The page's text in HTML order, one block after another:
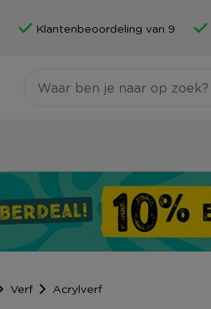
Klantenbeoordeling van 9
Verf Acrylverf